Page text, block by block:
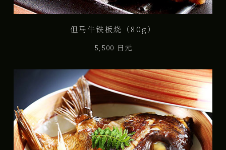
但马牛铁板烧（80g）
5,500 日元